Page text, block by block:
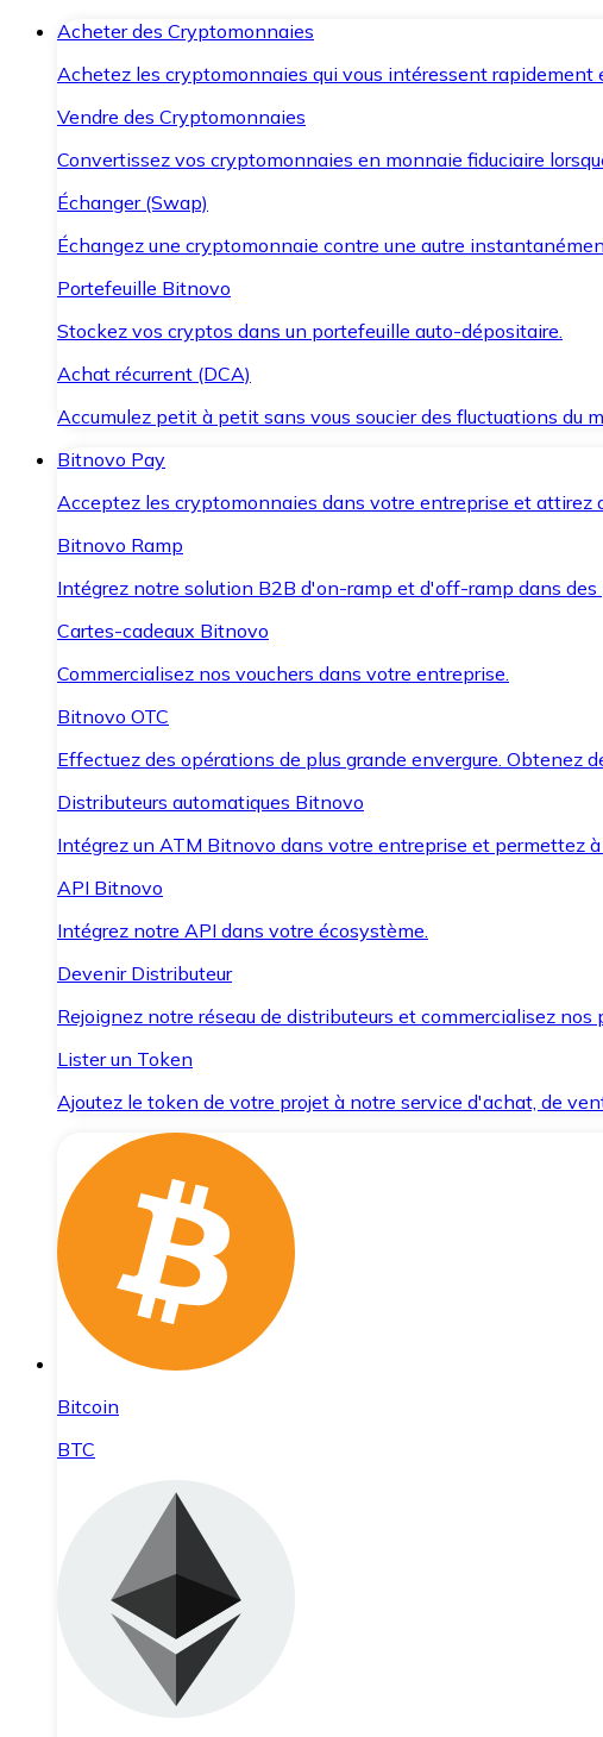
Acheter des Cryptomonnaies
Achetez les cryptomonnaies qui vous intéressent rapidement
Vendre des Cryptomonnaies
Convertissez vos cryptomonnaies en monnaie fiduciaire
Échanger (Swap)
Échangez une cryptomonnaie contre une autre
Portefeuille Bitnovo
Stockez vos cryptos dans un portefeuille auto-dépositaire.
Achat récurrent (DCA)
Accumulez petit à petit sans vous soucier des fluctuations du
Bitnovo Pay
Acceptez les cryptomonnaies dans votre entreprise et attirez
Bitnovo Ramp
Intégrez notre solution B2B d'on-ramp et d'off-ramp dans
Cartes-cadeaux Bitnovo
Commercialisez nos vouchers dans votre entreprise.
Bitnovo OTC
Effectuez des opérations de plus grande envergure. Obtenez
Distributeurs automatiques Bitnovo
Intégrez un ATM Bitnovo dans votre entreprise et permettez
API Bitnovo
Intégrez notre API dans votre écosystème.
Devenir Distributeur
Rejoignez notre réseau de distributeurs et commercialisez nos
Lister un Token
Ajoutez le token de votre projet à notre service d'achat, de
Bitcoin
BTC